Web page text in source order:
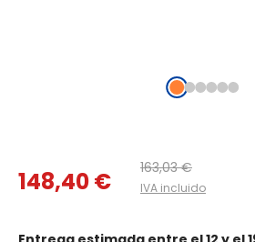
148,40 € 163,03 €
IVA incluido